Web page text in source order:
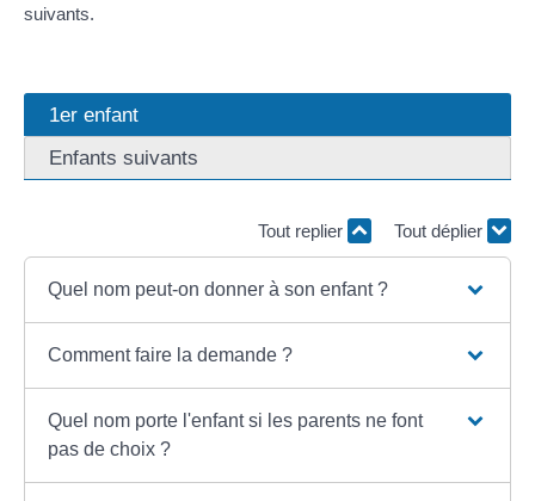
suivants.
1er enfant
Enfants suivants
Tout replier Tout déplier
Quel nom peut-on donner à son enfant ?
Comment faire la demande ?
Quel nom porte l'enfant si les parents ne font
pas de choix ?